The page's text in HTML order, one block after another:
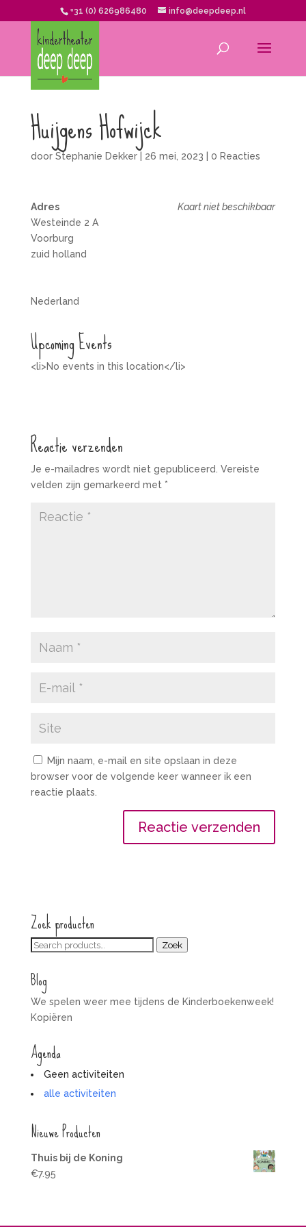
+31 (0) 626986480 info@deepdeep.nl
Huijgens Hofwijck
door Stephanie Dekker| 26 mei, 2023 0 Reacties
Kaart niet beschikbaar
Adres
Westeinde 2 A
Voorburg
zuid holland
Nederland
Upcoming Events
<li>No events in this location</li>
Reactie verzenden
Je e-mailadres wordt niet gepubliceerd. Vereiste
velden zijn gemarkeerd met *
Mijn naam, e-mail en site opslaan in deze
browser voor de volgende keer wanneer ik een
reactie plaats.
Zoek producten
Zoeken
Zoek
Blog
We spelen weer mee tijdens de Kinderboekenweek!
Kopiëren
Agenda
Geen activiteiten
alle activiteiten
Nieuwe Producten
Thuis bij de Koning
€7.95